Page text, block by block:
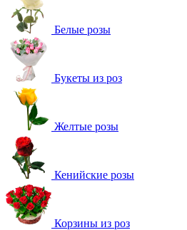
Белые розы
Букеты из роз
Желтые розы
Кенийские розы
Корзины из роз